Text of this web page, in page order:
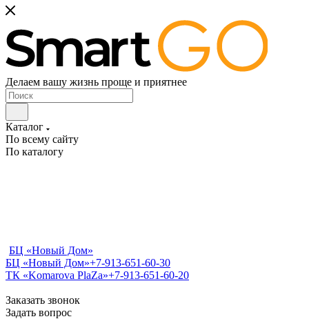
Делаем вашу жизнь проще и приятнее
Каталог
По всему сайту
По каталогу
БЦ «Новый Дом»
БЦ «Новый Дом»+7-913-651-60-30
ТК «Komarova PlaZa»+7-913-651-60-20
Заказать звонок
Задать вопрос